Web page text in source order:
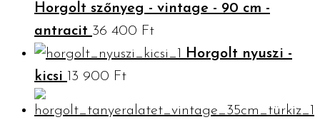
Horgolt szőnyeg - vintage - 90 cm -
antracit 36 400 Ft
Horgolt nyuszi -
kicsi 13 900 Ft